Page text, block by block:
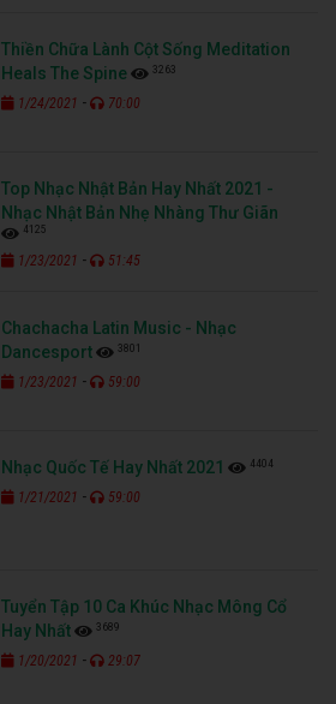
Thiền Chữa Lành Cột Sống Meditation
Heals The Spine
3263
1/24/2021 - 70:00
Top Nhạc Nhật Bản Hay Nhất 2021 -
Nhạc Nhật Bản Nhẹ Nhàng Thư Giãn
4125
1/23/2021 - 51:45
Chachacha Latin Music - Nhạc
Dancesport
3801
1/23/2021 - 59:00
Nhạc Quốc Tế Hay Nhất 2021 4404
1/21/2021 - 59:00
Tuyển Tập 10 Ca Khúc Nhạc Mông Cổ
Hay Nhất
3689
1/20/2021 - 29:07